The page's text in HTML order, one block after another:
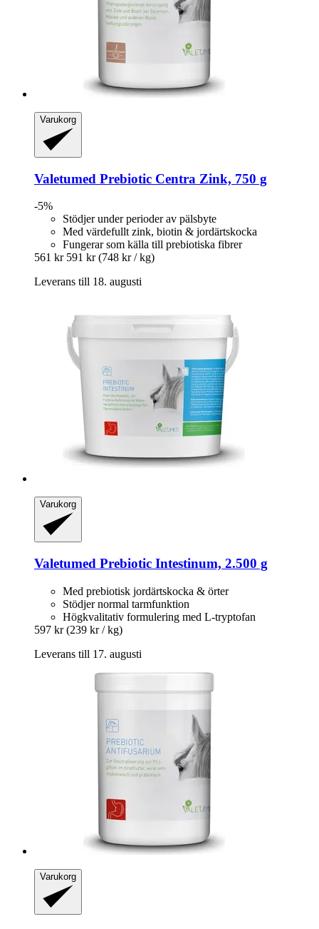
Varukorg
Valetumed Prebiotic Centra Zink, 750 g
-5%
Stödjer under perioder av pälsbyte
Med värdefullt zink, biotin & jordärtskocka
Fungerar som källa till prebiotiska fibrer
561 kr 591 kr (748 kr / kg)
Leverans till 18. augusti
Varukorg
Valetumed Prebiotic Intestinum, 2.500 g
Med prebiotisk jordärtskocka & örter
Stödjer normal tarmfunktion
Högkvalitativ formulering med L-tryptofan
597 kr (239 kr / kg)
Leverans till 17. augusti
Varukorg